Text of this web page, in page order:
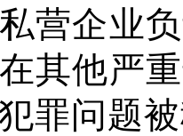
营企业
其他严
罪问题